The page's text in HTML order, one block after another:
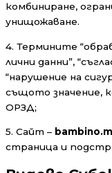
комбиниране,
унищожаване.
4. Термините
лични данни”,
“нарушение на
същото значение,
ОРЗД;
5. Сайт –
страница и